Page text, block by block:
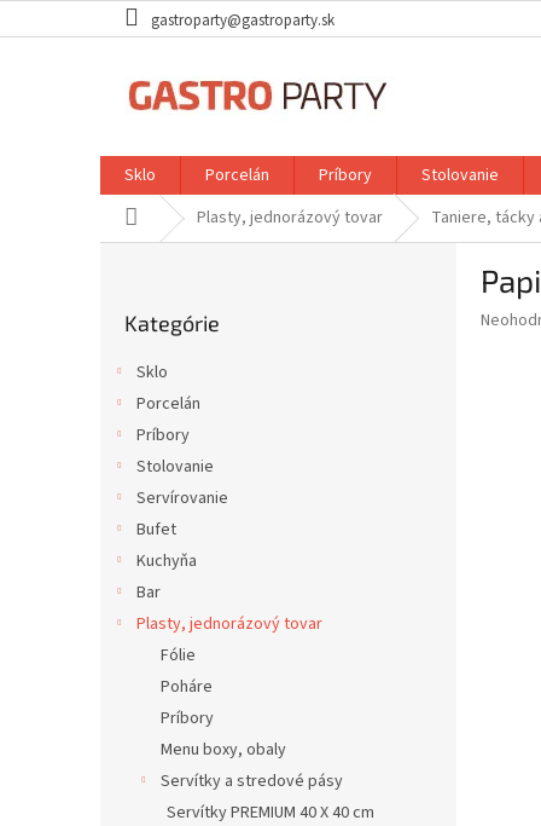
na
gastroparty@gastroparty.sk
Sklo Porcelán Príbory Stolovanie
DomovPlasty, jednorázový tovar Taniere, tácky
kategórie
Kategórie
Sklo
Porcelán
Príbory
Stolovanie
Servírovanie
Bufet
Kuchyňa
Bar
Plasty, jednorázový tovar
Fólie
Poháre
Príbory
Menu boxy, obaly
Servítky a stredové pásy
Servítky PREMIUM 40 X 40 cm